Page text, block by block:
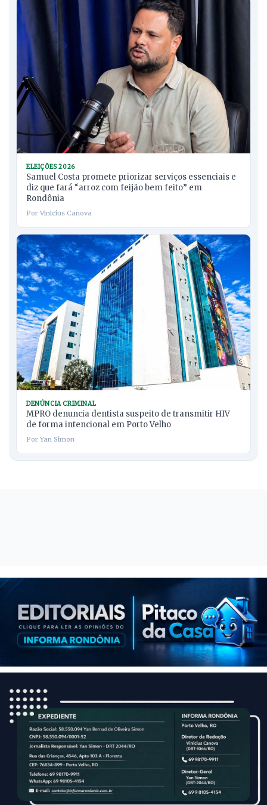
ELEIÇÕES 2026
Samuel Costa promete priorizar serviços essenciais e
diz que fará “arroz com feijão bem feito” em
Rondônia
Por Vinicius Canova
DENÚNCIA CRIMINAL
MPRO denuncia dentista suspeito de transmitir HIV
de forma intencional em Porto Velho
Por Yan Simon